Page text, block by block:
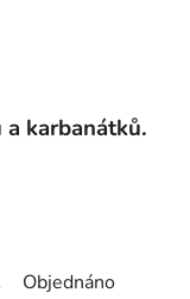
karbanátků.
Objednáno